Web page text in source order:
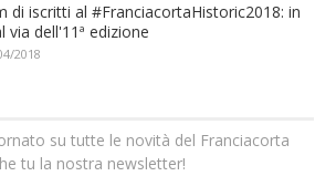
di iscritti al #FranciacortaHistoric2018: in
via dell'11ª edizione
2018
su tutte le novità del Franciacorta
tu la nostra newsletter!